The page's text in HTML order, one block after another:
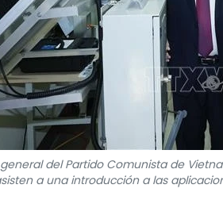
del Partido Comunista de
a una introducción a las